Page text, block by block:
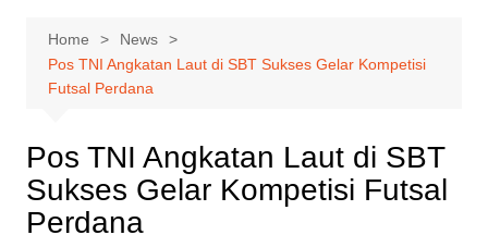
Home
News
Pos TNI Angkatan Laut di SBT Sukses Gelar Kompetisi
Futsal Perdana
Pos TNI Angkatan Laut di SBT
Sukses Gelar Kompetisi Futsal
Perdana